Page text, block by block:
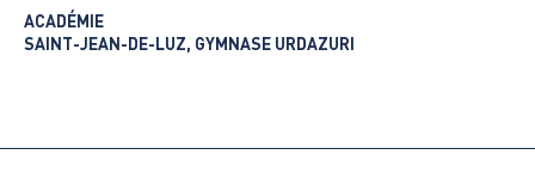
ACADÉMIE
SAINT-JEAN-DE-LUZ, GYMNASE URDAZURI